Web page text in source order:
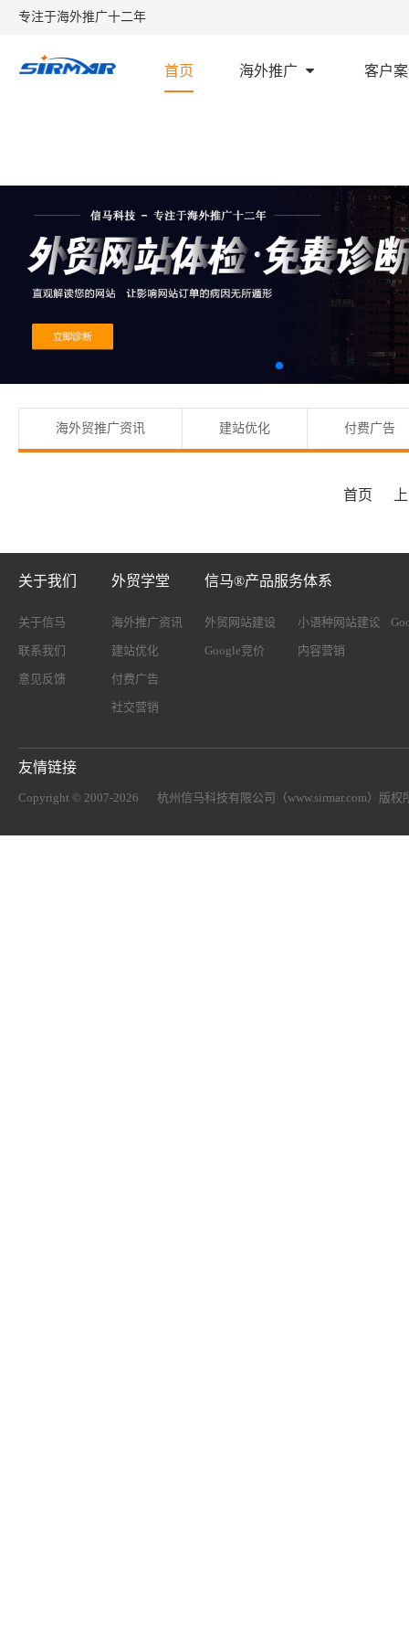
专注于海外推广十二年
首页 海外推广 客户
海外贸推广资讯 建站优化 付费广告
首页
关于我们
关于信马
联系我们
意见反馈
外贸学堂
海外推广资讯
建站优化
付费广告
社交营销
信马®产品服务体系
外贸网站建设 小语种网站建设
Google竞价 内容营销
友情链接
Copyright © 2007-2026 杭州信马科技有限公司（www.sirmar.com） 版权